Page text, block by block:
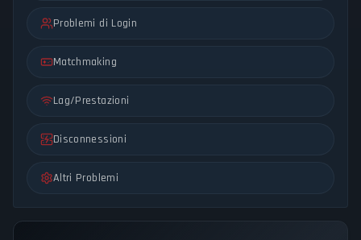
Problemi di Login
Matchmaking
Lag/Prestazioni
Disconnessioni
Altri Problemi